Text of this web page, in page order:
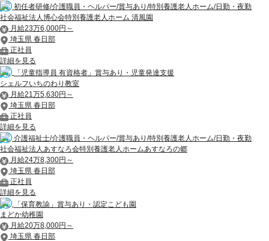
初任者研修/介護職員・ヘルパー/賞与あり/特別養護老人ホーム/日勤・夜勤
社会福祉法人博心会特別養護老人ホーム 清風園
月給23万6,000円～
埼玉県 春日部
正社員
詳細を見る
「児童指導員 有資格者」賞与あり・児童発達支援
シェルフいちのわり教室
月給21万5,630円～
埼玉県 春日部
正社員
詳細を見る
介護福祉士/介護職員・ヘルパー/賞与あり/特別養護老人ホーム/日勤・夜勤
社会福祉法人あすなろ会特別養護老人ホームあすなろの郷
月給24万8,300円～
埼玉県 春日部
正社員
詳細を見る
「保育教諭」賞与あり・認定こども園
まどか幼稚園
月給20万8,000円～
埼玉県 春日部